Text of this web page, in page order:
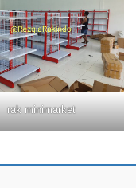
rak minimarket